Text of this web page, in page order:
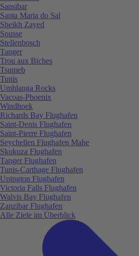
Sansibar
Santa Maria do Sal
Sheikh Zayed
Sousse
Stellenbosch
Tanger
Trou aux Biches
Tsumeb
Tunis
Umhlanga Rocks
Vacoas-Phoenix
Windhoek
Richards Bay Flughafen
Saint-Denis Flughafen
Saint-Pierre Flughafen
Seychellen Flughafen Mahe
Skukuza Flughafen
Tanger Flughafen
Tunis-Carthage Flughafen
Upington Flughafen
Victoria Falls Flughafen
Walvis Bay Flughafen
Zanzibar Flughafen
Alle Ziele im Überblick